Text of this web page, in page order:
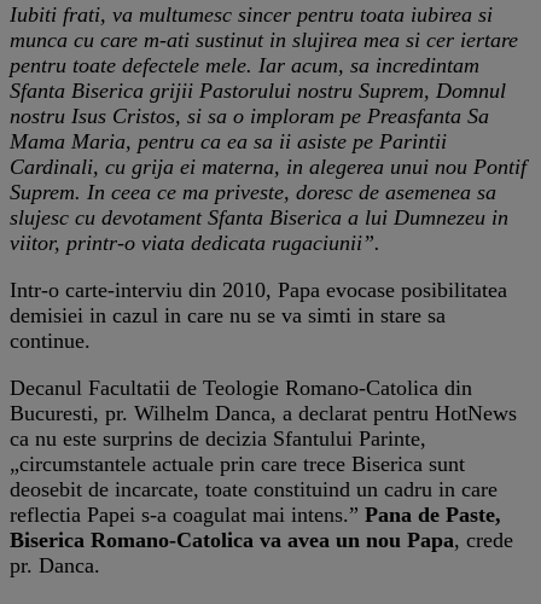
Iubiti frati, va multumesc sincer pentru toata iubirea si
munca cu care m-ati sustinut in slujirea mea si cer iertare
pentru toate defectele mele. Iar acum, sa incredintam
Sfanta Biserica grijii Pastorului nostru Suprem, Domnul
nostru Isus Cristos, si sa o imploram pe Preasfanta Sa
Mama Maria, pentru ca ea sa ii asiste pe Parintii
Cardinali, cu grija ei materna, in alegerea unui nou Pontif
Suprem. In ceea ce ma priveste, doresc de asemenea sa
slujesc cu devotament Sfanta Biserica a lui Dumnezeu in
viitor, printr-o viata dedicata rugaciunii”.
Intr-o carte-interviu din 2010, Papa evocase posibilitatea
demisiei in cazul in care nu se va simti in stare sa
continue.
Decanul Facultatii de Teologie Romano-Catolica din
Bucuresti, pr. Wilhelm Danca, a declarat pentru HotNews
ca nu este surprins de decizia Sfantului Parinte,
„circumstantele actuale prin care trece Biserica sunt
deosebit de incarcate, toate constituind un cadru in care
reflectia Papei s-a coagulat mai intens.” Pana de Paste,
Biserica Romano-Catolica va avea un nou Papa, crede
pr. Danca.